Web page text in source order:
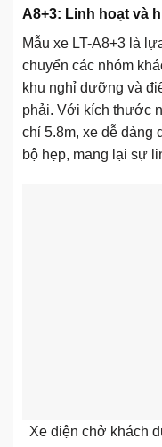
A8+3: Linh hoạt và
Mẫu xe LT-A8+3 là
chuyển các nhóm
khu nghỉ dưỡng và
phải. Với kích thước
chỉ 5.8m, xe dễ dàng
bộ hẹp, mang lại sự
Xe điện chở khách